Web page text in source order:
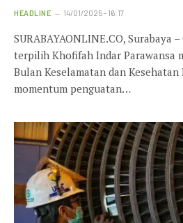
HEADLINE 14/01/2025 - 16:17
SURABAYAONLINE.CO, Surabaya
terpilih Khofifah Indar Parawansa
Bulan Keselamatan dan
momentum penguatan…